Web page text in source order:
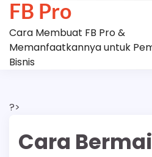
Skip
content
FB Pro
Cara Membuat FB Pro &
Memanfaatkannya untuk
Bisnis
?>
Cara